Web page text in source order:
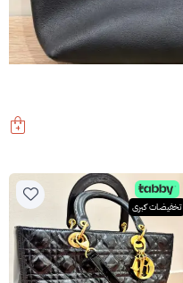
تخفيضات كبرى